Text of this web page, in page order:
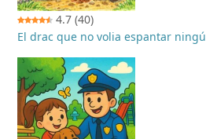
4.7 (40)
El drac que no volia espantar ningú